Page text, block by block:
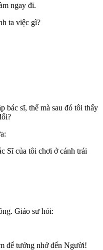
ngay đi.
ta việc gì?
bác sĩ, thế mà sau đó tôi thấy
Sĩ của tôi chơi ở cánh trái
Giáo sư hỏi:
để tưởng nhớ đến Người!